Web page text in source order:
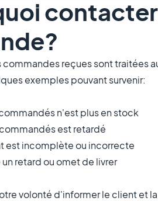
reçues sont traitées
exemples pouvant survenir:
n'est plus en stock
est retardé
est incomplète ou incorrecte
retard ou omet de livrer
volonté d'informer le client et